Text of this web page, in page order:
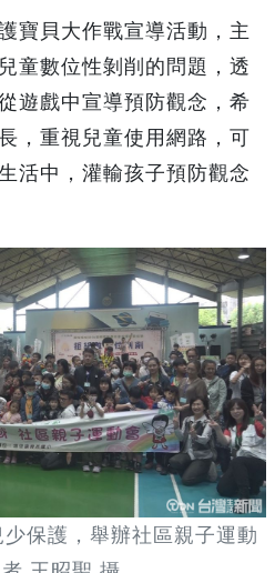
寶貝大作戰宣導活動，主
童數位性剝削的問題，透
遊戲中宣導預防觀念，希
，重視兒童使用網路，可
活中，灌輸孩子預防觀念
保護，舉辦社區親子運動